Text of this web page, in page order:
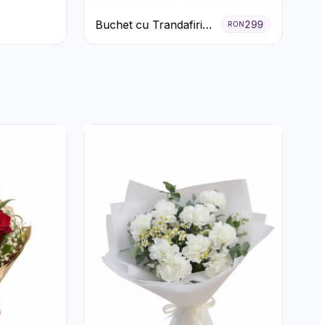
Buchet cu Trandafiri
Roșii și Garoafe Roz
RON 299